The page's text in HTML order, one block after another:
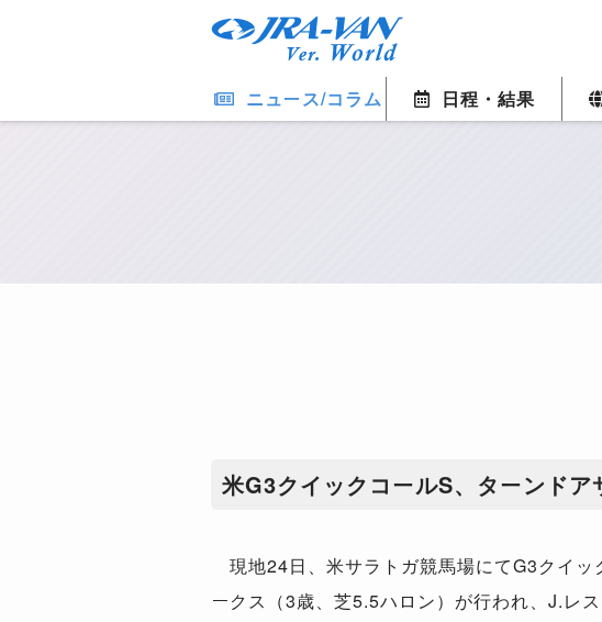
ニュース/コラム 日程・結果
米G3クイックコールS、ターンドア
現地24日、米サラトガ競馬場にてG3クイッ
ークス（3歳、芝5.5ハロン）が行われ、 J.レ